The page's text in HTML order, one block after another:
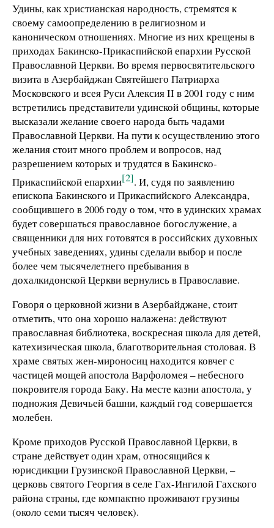
Удины, как христианская народность, стремятся к
своему самоопределению в религиозном и
каноническом отношениях. Многие из них крещены в
приходах Бакинско-Прикаспийской епархии Русской
Православной Церкви. Во время первосвятительского
визита в Азербайджан Святейшего Патриарха
Московского и всея Руси Алексия II в 2001 году с ним
встретились представители удинской общины, которые
высказали желание своего народа быть чадами
Православной Церкви. На пути к осуществлению этого
желания стоит много проблем и вопросов, над
разрешением которых и трудятся в Бакинско-
Прикаспийской епархии[2]. И, судя по заявлению
епископа Бакинского и Прикаспийского Александра,
сообщившего в 2006 году о том, что в удинских храмах
будет совершаться православное богослужение, а
священники для них готовятся в российских духовных
учебных заведениях, удины сделали выбор и после
более чем тысячелетнего пребывания в
дохалкидонской Церкви вернулись в Православие.
Говоря о церковной жизни в Азербайджане, стоит
отметить, что она хорошо налажена: действуют
православная библиотека, воскресная школа для детей,
катехизическая школа, благотворительная столовая. В
храме святых жен-мироносиц находится ковчег с
частицей мощей апостола Варфоломея – небесного
покровителя города Баку. На месте казни апостола, у
подножия Девичьей башни, каждый год совершается
молебен.
Кроме приходов Русской Православной Церкви, в
стране действует один храм, относящийся к
юрисдикции Грузинской Православной Церкви, –
церковь святого Георгия в селе Гах-Ингилой Гахского
pайона стpаны, где компактно проживают грузины
(около семи тысяч человек).